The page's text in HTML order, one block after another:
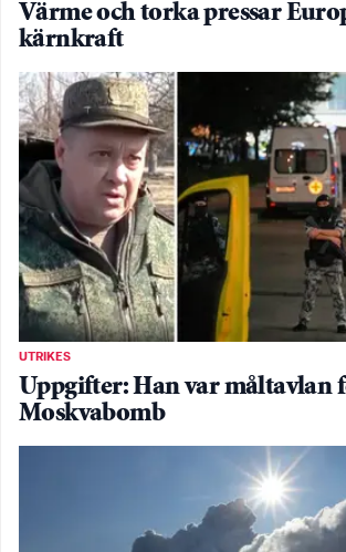
Värme och torka pressar
kärnkraft
UTRIKES
Uppgifter: Han var måltavlan
Moskvabomb